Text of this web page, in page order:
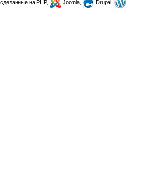
, сделанные на PHP, Joomla,
Drupal,